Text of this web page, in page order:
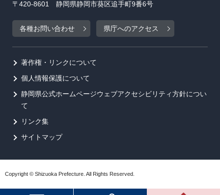
〒420-8601 静岡県静岡市葵区追手町9番6号
各種お問い合わせ 県庁へのアクセス
著作権・リンクについて
個人情報保護について
静岡県公式ホームページウェブアクセシビリティ方針につい
て
リンク集
サイトマップ
Copyright © Shizuoka Prefecture. All Rights Reserved.